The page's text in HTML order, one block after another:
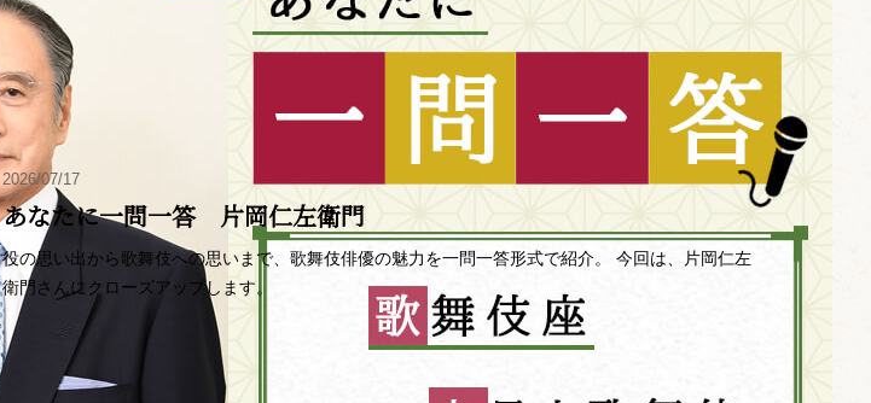
2026/07/17
あなたに一問一答 片岡仁左衛門
役の思い出から歌舞伎への思いまで、歌舞伎俳優の魅力を一問一答形式で紹介。 今回は、片岡仁左
衛門さんにクローズアップします。